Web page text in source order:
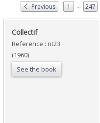
Previous 1 ... 247
‎Collectif‎
Reference : nt23
(1960)
See the book